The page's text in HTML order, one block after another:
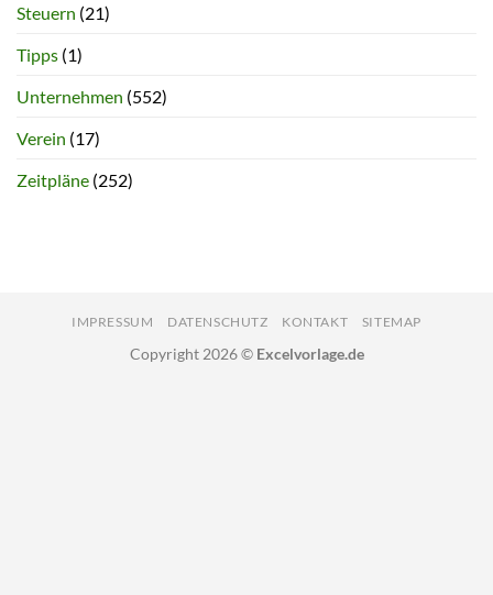
Steuern (21)
Tipps (1)
Unternehmen (552)
Verein (17)
Zeitpläne (252)
IMPRESSUM DATENSCHUTZ KONTAKT SITEMAP
Copyright 2026 © Excelvorlage.de